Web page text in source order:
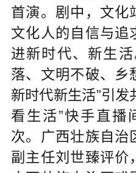
首演。剧中，文化
文化人的自信与追
进新时代、新生
落、文明不破、乡
新时代新生活”引发
看生活”快手直播
次。广西壮族自治
副主任刘世臻评价